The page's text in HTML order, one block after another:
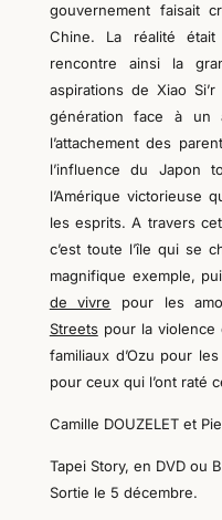
gouvernement faisait
Chine. La réalité
rencontre ainsi la
aspirations de Xiao
génération face à un
l’attachement des
l’influence du Japon
l’Amérique victorieuse
les esprits. A travers
c’est toute l’île qui se
magnifique exemple,
de vivre pour les
Streetspour la violence
familiaux d’Ozu pour
pour ceux qui l’ont raté
Camille DOUZELET et
Tapei Story, en DVD ou
Sortie le 5 décembre.